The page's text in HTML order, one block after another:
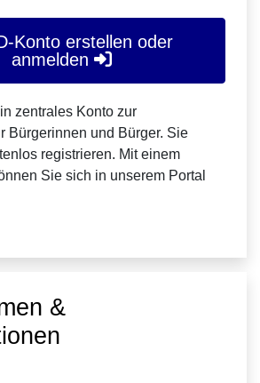
Konto erstellen oder
anmelden
zentrales Konto zur
Bürgerinnen und Bürger. Sie
registrieren. Mit einem
Sie sich in unserem Portal
&